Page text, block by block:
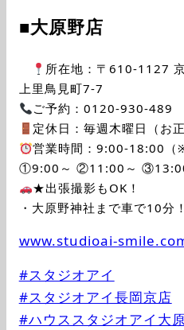
■大原野店
所在地：〒610-1127
上里鳥見町7-7
ご予約：0120-930-489
定休日：毎週木曜日（お
営業時間：9:00-18:00（
①9:00～ ②11:00～
★出張撮影もOK！
・大原野神社まで車で10分！
www.studioai-
#スタジオアイ
#スタジオアイ長岡京店
#ハウススタジオアイ大